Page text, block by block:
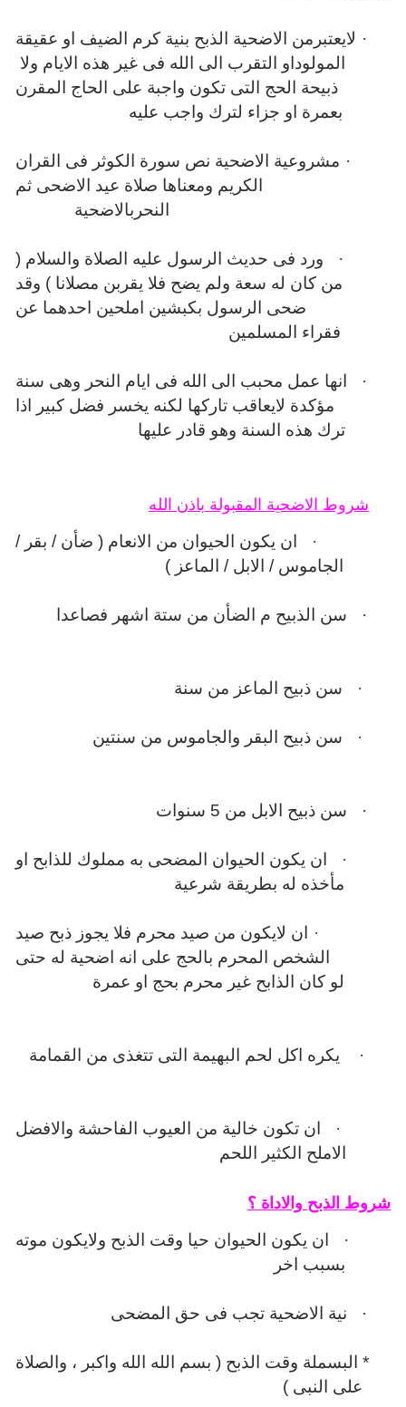
· لايعتبرمن الاضحية الذبح بنية كرم الضيف او عقيقة
المولوداو التقرب الى الله فى غير هذه الايام ولا
ذبيحة الحج التى تكون واجبة على الحاج المقرن
بعمرة او جزاء لترك واجب عليه
· مشروعية الاضحية نص سورة الكوثر فى القران
الكريم ومعناها صلاة عيد الاضحى ثم
النحربالاضحية
·
ورد فى حديث الرسول عليه الصلاة والسلام (
من كان له سعة ولم يضح فلا يقربن مصلانا ) وقد
ضحى الرسول بكبشين املحين احدهما عن
فقراء المسلمين
·
انها عمل محبب الى الله فى ايام النحر وهى سنة
مؤكدة لايعاقب تاركها لكنه يخسر فضل كبير اذا
ترك هذه السنة وهو قادر عليها
شروط الاضحية المقبولة باذن الله
·
ان يكون الحيوان من الانعام ( ضأن / بقر /
الجاموس / الابل / الماعز )
· سن الذبيح م الضأن من ستة اشهر فصاعدا
· سن ذبيح الماعز من سنة
· سن ذبيح البقر والجاموس من سنتين
· سن ذبيح الابل من 5 سنوات
·
ان يكون الحيوان المضحى به مملوك للذابح او
مأخذه له بطريقة شرعية
·
ان لايكون من صيد محرم فلا يجوز ذبح صيد
الشخص المحرم بالحج على انه اضحية له حتى
لو كان الذابح غير محرم بحج او عمرة
· يكره اكل لحم البهيمة التى تتغذى من القمامة
·
ان تكون خالية من العيوب الفاحشة والافضل
الاملح الكثير اللحم
شروط الذبح والاداة ؟
·
ان يكون الحيوان حيا وقت الذبح ولايكون موته
بسبب اخر
· نية الاضحية تجب فى حق المضحى
* البسملة وقت الذبح ( بسم الله الله واكبر ، والصلاة
على النبى )